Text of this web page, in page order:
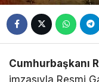
Cumhurbaşkanı